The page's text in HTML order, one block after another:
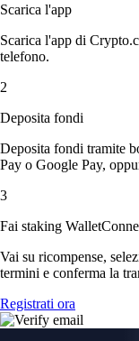
Scarica l'app
Scarica l'app di
telefono.
2
Deposita fondi
Deposita fondi tramite
Pay o Google Pay,
3
Fai staking
Vai su ricompense,
termini e conferma la
Registrati ora